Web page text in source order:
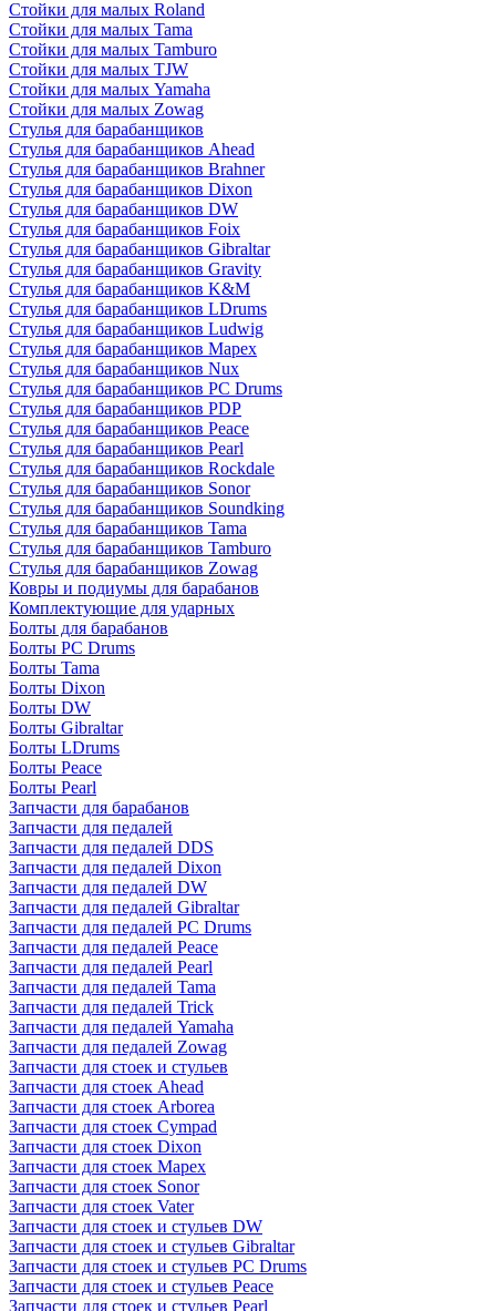
Стойки для малых Roland
Стойки для малых Tama
Стойки для малых Tamburo
Стойки для малых TJW
Стойки для малых Yamaha
Стойки для малых Zowag
Стулья для барабанщиков
Стулья для барабанщиков Ahead
Стулья для барабанщиков Brahner
Стулья для барабанщиков Dixon
Стулья для барабанщиков DW
Стулья для барабанщиков Foix
Стулья для барабанщиков Gibraltar
Стулья для барабанщиков Gravity
Стулья для барабанщиков K&M
Стулья для барабанщиков LDrums
Стулья для барабанщиков Ludwig
Стулья для барабанщиков Mapex
Стулья для барабанщиков Nux
Стулья для барабанщиков PC Drums
Стулья для барабанщиков PDP
Стулья для барабанщиков Peace
Стулья для барабанщиков Pearl
Стулья для барабанщиков Rockdale
Стулья для барабанщиков Sonor
Стулья для барабанщиков Soundking
Стулья для барабанщиков Tama
Стулья для барабанщиков Tamburo
Стулья для барабанщиков Zowag
Ковры и подиумы для барабанов
Комплектующие для ударных
Болты для барабанов
Болты PC Drums
Болты Tama
Болты Dixon
Болты DW
Болты Gibraltar
Болты LDrums
Болты Peace
Болты Pearl
Запчасти для барабанов
Запчасти для педалей
Запчасти для педалей DDS
Запчасти для педалей Dixon
Запчасти для педалей DW
Запчасти для педалей Gibraltar
Запчасти для педалей PC Drums
Запчасти для педалей Peace
Запчасти для педалей Pearl
Запчасти для педалей Tama
Запчасти для педалей Trick
Запчасти для педалей Yamaha
Запчасти для педалей Zowag
Запчасти для стоек и стульев
Запчасти для стоек Ahead
Запчасти для стоек Arborea
Запчасти для стоек Cympad
Запчасти для стоек Dixon
Запчасти для стоек Mapex
Запчасти для стоек Sonor
Запчасти для стоек Vater
Запчасти для стоек и стульев DW
Запчасти для стоек и стульев Gibraltar
Запчасти для стоек и стульев PC Drums
Запчасти для стоек и стульев Peace
Запчасти для стоек и стульев Pearl